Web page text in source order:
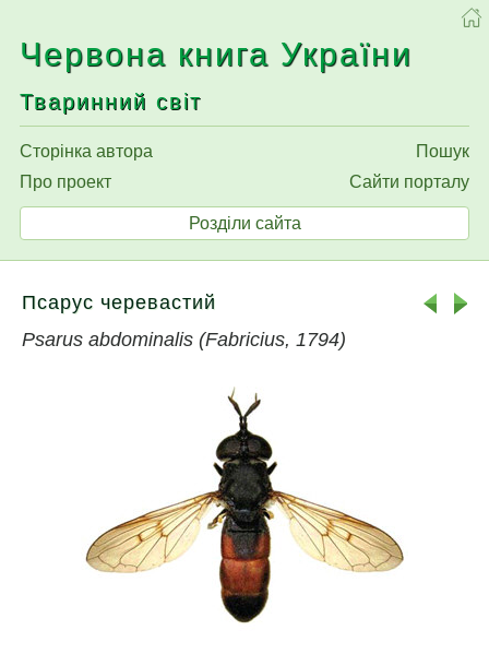
Червона книга України
Тваринний світ
Пошук
Сайти порталу
Про проект
Сторінка автора
Розділи сайта
Псарус черевастий
Psarus abdominalis (Fabricius, 1794)